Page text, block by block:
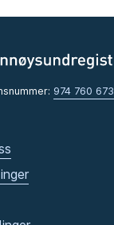
974 760 673